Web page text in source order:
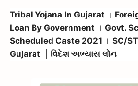
Tribal Yojana In Gujarat ।
Loan By Government । Govt.
Scheduled Caste 2021 । SC/
Gujarat
વિદેશ અભ્યાસ લોન